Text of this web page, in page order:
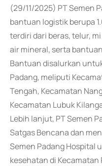
(29/11/2025) PT Semen
bantuan logistik berupa
terdiri dari beras, telur,
air mineral, serta
Bantuan disalurkan
Padang, meliputi
Tengah, Kecamatan
Kecamatan Lubuk
Lebih lanjut, PT Semen
Satgas Bencana dan
Semen Padang Hospital
kesehatan di Kecamatan